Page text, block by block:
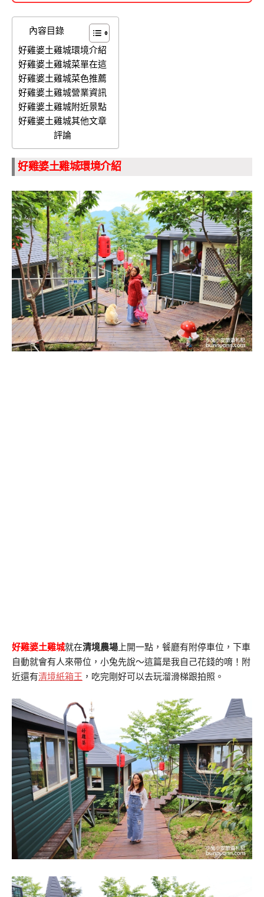
內容目錄
好雞婆土雞城環境介紹
好雞婆土雞城菜單在這
好雞婆土雞城菜色推薦
好雞婆土雞城營業資訊
好雞婆土雞城附近景點
好雞婆土雞城其他文章
評論
好雞婆土雞城環境介紹
好雞婆土雞城就在清境農場上開一點，餐廳有附停車位，下車
自動就會有人來帶位，小兔先說～這篇是我自己花錢的唷！附
近還有清境紙箱王 ，吃完剛好可以去玩溜滑梯跟拍照。